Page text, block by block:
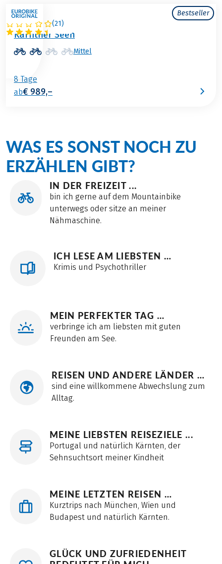
Bestseller
(21)
ÖSTERREICH
Kärntner Seen
Mittel
8 Tage
ab€ 989,–
WAS ES SONST NOCH ZU
ERZÄHLEN GIBT?
IN DER FREIZEIT ...
bin ich gerne auf dem Mountainbike
unterwegs oder sitze an meiner
Nähmaschine.
ICH LESE AM LIEBSTEN …
Krimis und Psychothriller
MEIN PERFEKTER TAG …
verbringe ich am liebsten mit guten
Freunden am See.
REISEN UND ANDERE LÄNDER …
sind eine willkommene Abwechslung zum
Alltag.
MEINE LIEBSTEN REISEZIELE ...
Portugal und natürlich Kärnten, der
Sehnsuchtsort meiner Kindheit
MEINE LETZTEN REISEN …
Kurztrips nach München, Wien und
Budapest und natürlich Kärnten.
GLÜCK UND ZUFRIEDENHEIT